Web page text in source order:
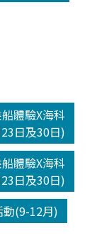
體驗X海科
日及30日)
體驗X海科
日及30日)
(9-12月)